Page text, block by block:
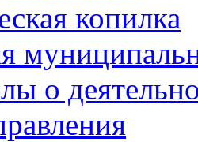
копилка
о